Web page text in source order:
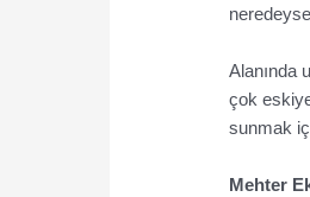
Alanında
çok
sunmak
Mehter